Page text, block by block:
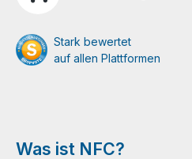
Stark bewertet
auf allen Plattformen
Was ist NFC?